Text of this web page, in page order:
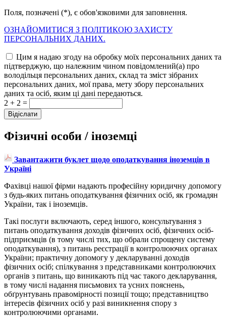
Поля, позначені (*), є обов'язковими для заповнення.
ОЗНАЙОМИТИСЯ З ПОЛІТИКОЮ ЗАХИСТУ
ПЕРСОНАЛЬНИХ ДАНИХ.
Цим я надаю згоду на обробку моїх персональних даних та
підтверджую, що належним чином повідомлений(а) про
володільця персональних даних, склад та зміст зібраних
персональних даних, мої права, мету збору персональних
даних та осіб, яким ці дані передаються.
2 + 2 =
Фізичні особи / іноземці
Завантажити буклет щодо оподаткування іноземців в
Україні
Фахівці нашої фірми надають професійну юридичну допомогу
з будь-яких питань оподаткування фізичних осіб, як громадян
України, так і іноземців.
Такі послуги включають, серед іншого, консультування з
питань оподаткування доходів фізичних осіб, фізичних осіб-
підприємців (в тому числі тих, що обрали спрощену систему
оподаткування), з питань реєстрації в контролюючих органах
України; практичну допомогу у декларуванні доходів
фізичних осіб; спілкування з представниками контролюючих
органів з питань, що виникають під час такого декларування,
в тому числі надання письмових та усних пояснень,
обґрунтувань правомірності позиції тощо; представництво
інтересів фізичних осіб у разі виникнення спору з
контролюючими органами.